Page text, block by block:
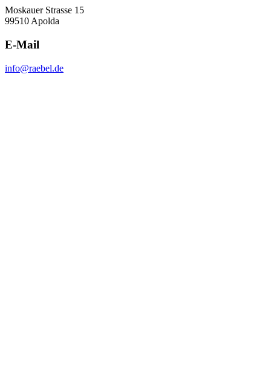
Moskauer Strasse 15
99510 Apolda
E-Mail
info@raebel.de